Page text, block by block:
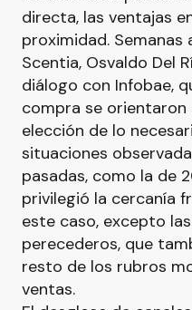
directa, las ventajas
proximidad.
Scentia, Osvaldo Del
diálogo con Infobae,
compra se
elección de lo
situaciones
pasadas, como la de
privilegió la cercanía
este caso, excepto
perecederos, que
resto de los rubros
ventas.